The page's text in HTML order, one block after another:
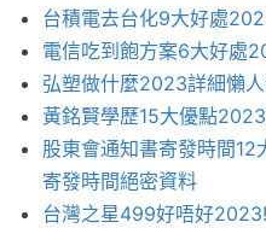
台積電去台化9大好處
電信吃到飽方案6大好處
弘塑做什麼2023詳細懶人
黃銘賢學歷15大優點
股東會通知書寄發時間
寄發時間絕密資料
台灣之星499好唔好2023!